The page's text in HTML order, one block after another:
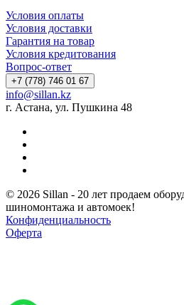
Условия оплаты
Условия доставки
Гарантия на товар
Условия кредитования
Вопрос-ответ
+7 (778) 746 01 67
info@sillan.kz
г. Астана, ул. Пушкина 48
© 2026 Sillan - 20 лет продаем
шиномонтажа и автомоек!
Конфиденциальность
Оферта